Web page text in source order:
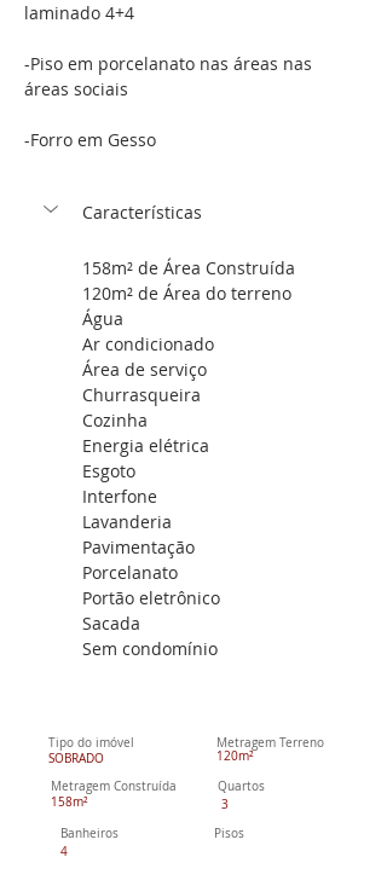
laminado 4+4
-Piso em porcelanato nas áreas nas
áreas sociais
-Forro em Gesso
Características
158m² de Área Construída
120m² de Área do terreno
Água
Ar condicionado
Área de serviço
Churrasqueira
Cozinha
Energia elétrica
Esgoto
Interfone
Lavanderia
Pavimentação
Porcelanato
Portão eletrônico
Sacada
Sem condomínio
Tipo do imóvel
SOBRADO
Metragem Terreno
120m²
Metragem Construída
158m²
Quartos
3
Banheiros
4
Pisos